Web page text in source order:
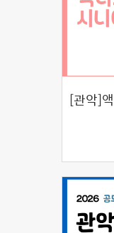
[관악]